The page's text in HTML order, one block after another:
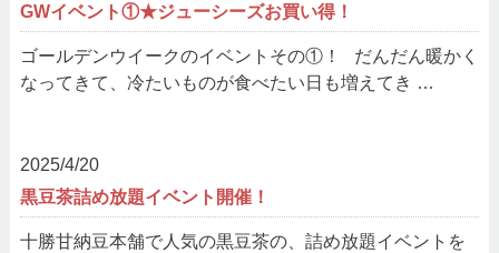
GWイベント①★ジューシーズお買い得！
ゴールデンウイークのイベントその①！ だんだん暖かく
なってきて、冷たいものが食べたい日も増えてき …
2025/4/20
黒豆茶詰め放題イベント開催！
十勝甘納豆本舗で人気の黒豆茶の、詰め放題イベントを